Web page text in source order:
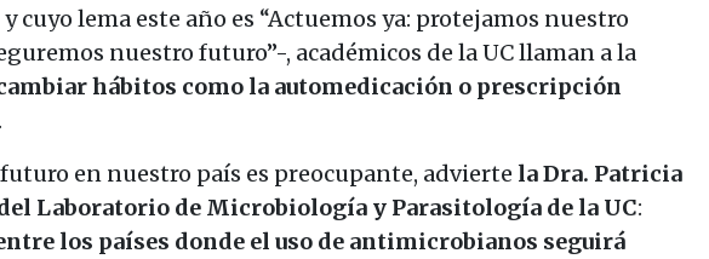
y cuyo lema este año es “Actuemos ya: protejamos nuestro
nuestro futuro”-, académicos de la UC llaman a la
hábitos como la automedicación o prescripción
.
en nuestro país es preocupante, advierte la Dra. Patricia
Laboratorio de Microbiología y Parasitología de la UC:
los países donde el uso de antimicrobianos seguirá